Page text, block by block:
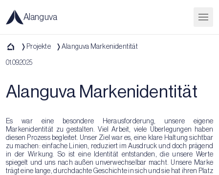
Alanguva
Projekte Alanguva Markenidentität
01.09.2025
Alanguva Markenidentität
Es war eine besondere Herausforderung, unsere eigene
Markenidentität zu gestalten. Viel Arbeit, viele Überlegungen haben
diesen Prozess begleitet. Unser Ziel war es, eine klare Haltung sichtbar
zu machen: einfache Linien, reduziert im Ausdruck und doch prägend
in der Wirkung. So ist eine Identität entstanden, die unsere Werte
spiegelt und uns nach außen unverwechselbar macht. Unsere Marke
trägt eine lange, durchdachte Geschichte in sich und sie hat ihren Platz